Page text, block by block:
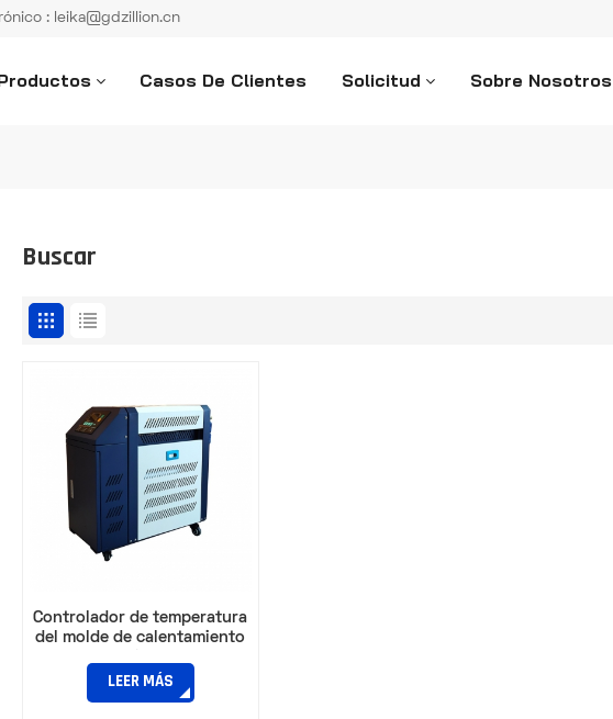
: leika@gdzillion.cn
Casos De Clientes Solicitud Sobre Nosotros
Buscar
Controlador de temperatura
del molde de calentamiento
LEER MÁS